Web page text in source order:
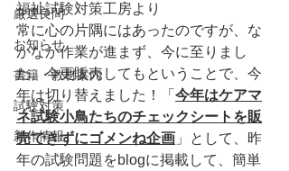
厳選良問
お知らせ
書籍・教材案内
試験対策
新作情報
福祉試験対策工房より
常に心の片隅にはあったのですが、な
かなか作業が進まず、今に至りまし
た。今更販売してもということで、今
年は切り替えました！「 今年はケアマ
ネ試験小鳥たちのチェックシートを販
売できずにゴメンね企画 」として、昨
年の試験問題をblogに掲載して、簡単